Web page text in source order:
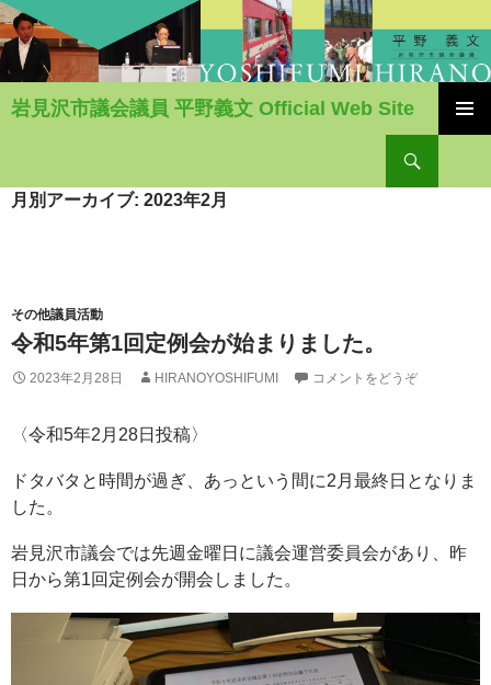
岩見沢市議会議員 平野義文 Official Web Site
ン
月別アーカイブ: 2023年2月
その他議員活動
令和5年第1回定例会が始まりました。
2023年2月28日 HIRANOYOSHIFUMI コメントをどうぞ
〈令和5年2月28日投稿〉
ドタバタと時間が過ぎ、あっという間に2月最終日となりま
した。
岩見沢市議会では先週金曜日に議会運営委員会があり、昨
日から第1回定例会が開会しました。